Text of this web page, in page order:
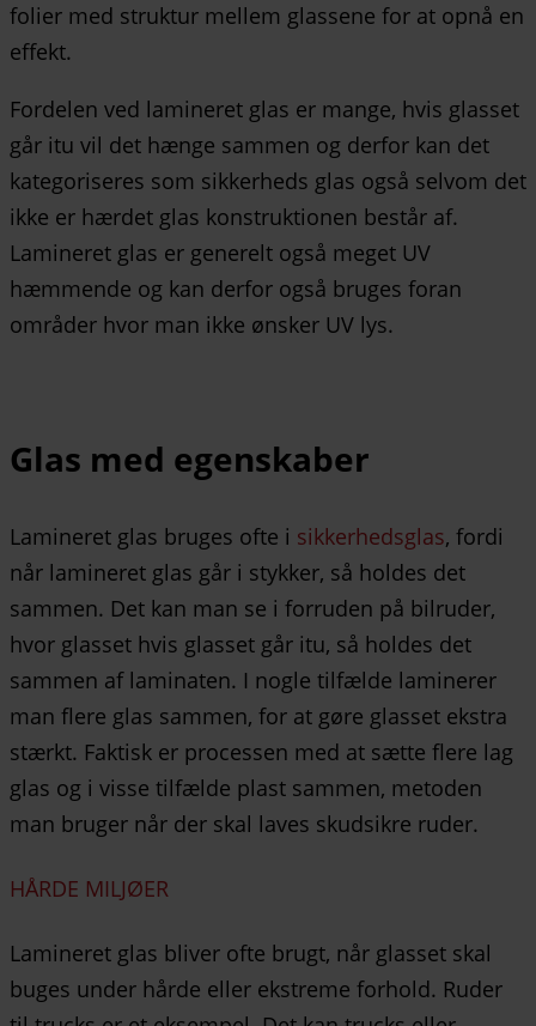
folier med struktur mellem glassene for at opnå en
effekt.
Fordelen ved lamineret glas er mange, hvis glasset
går itu vil det hænge sammen og derfor kan det
kategoriseres som sikkerheds glas også selvom det
ikke er hærdet glas konstruktionen består af.
Lamineret glas er generelt også meget UV
hæmmende og kan derfor også bruges foran
områder hvor man ikke ønsker UV lys.
Glas med egenskaber
Lamineret glas bruges ofte i sikkerhedsglas, fordi
når lamineret glas går i stykker, så holdes det
sammen. Det kan man se i forruden på bilruder,
hvor glasset hvis glasset går itu, så holdes det
sammen af laminaten. I nogle tilfælde laminerer
man flere glas sammen, for at gøre glasset ekstra
stærkt. Faktisk er processen med at sætte flere lag
glas og i visse tilfælde plast sammen, metoden
man bruger når der skal laves skudsikre ruder.
HÅRDE MILJØER
Lamineret glas bliver ofte brugt, når glasset skal
buges under hårde eller ekstreme forhold. Ruder